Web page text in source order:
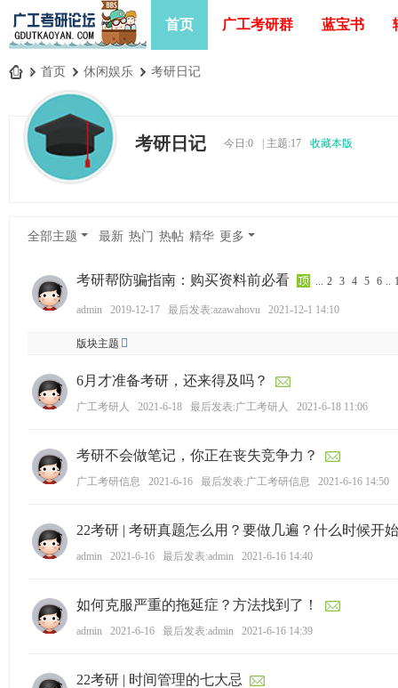
首页 广工考研群 蓝宝书
» 首页 › 休闲娱乐 › 考研日记
考研日记 今日:0 主题:17 收藏本版
全部主题 最新 热门 热帖 精华 更多
考研帮防骗指南：购买资料前必看 ... 2 3 4 5 6 ..
admin 2019-12-17 最后发表:azawahovu 2021-12-1 14:10
版块主题
6月才准备考研，还来得及吗？
广工考研人 2021-6-18 最后发表:广工考研人 2021-6-18 11:06
考研不会做笔记，你正在丧失竞争力？
广工考研信息 2021-6-16 最后发表:广工考研信息 2021-6-16 14:50
22考研 | 考研真题怎么用？要做几遍？什么时候开
admin 2021-6-16 最后发表:admin 2021-6-16 14:40
如何克服严重的拖延症？方法找到了！
admin 2021-6-16 最后发表:admin 2021-6-16 14:39
22考研 | 时间管理的七大忌